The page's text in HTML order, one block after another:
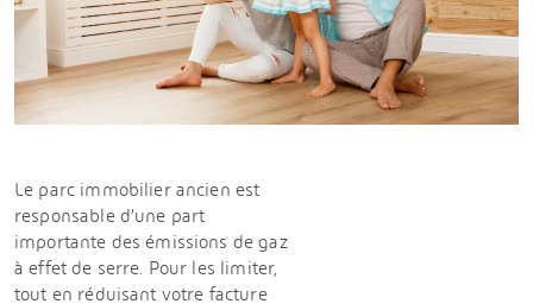
Le parc immobilier ancien est
responsable d’une part
importante des émissions de gaz
à effet de serre. Pour les limiter,
tout en réduisant votre facture